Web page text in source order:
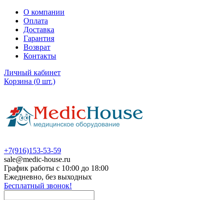
О компании
Оплата
Доставка
Гарантия
Возврат
Контакты
Личный кабинет
Корзина (0 шт.)
+7(916)153-53-59
sale@medic-house.ru
График работы с 10:00 до 18:00
Ежедневно, без выходных
Бесплатный звонок!